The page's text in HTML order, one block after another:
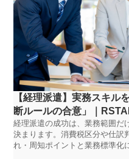
【経理派遣】実務スキル
断ルールの合意」｜
経理派遣の成功は、業務範囲だ
決まります。消費税区分や仕訳
れ・周知ポイントと業務標準化